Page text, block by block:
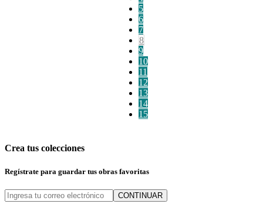
5
6
7
8
9
10
11
12
13
14
15
Crea tus colecciones
Regístrate para guardar tus obras favoritas
CONTINUAR